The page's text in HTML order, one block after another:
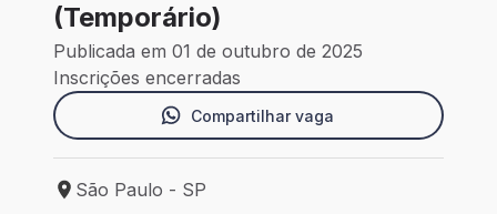
(Temporário)
Publicada em 01 de outubro de 2025
Inscrições encerradas
Compartilhar vaga
Local de trabalho: São Paulo - SP
São Paulo - SP